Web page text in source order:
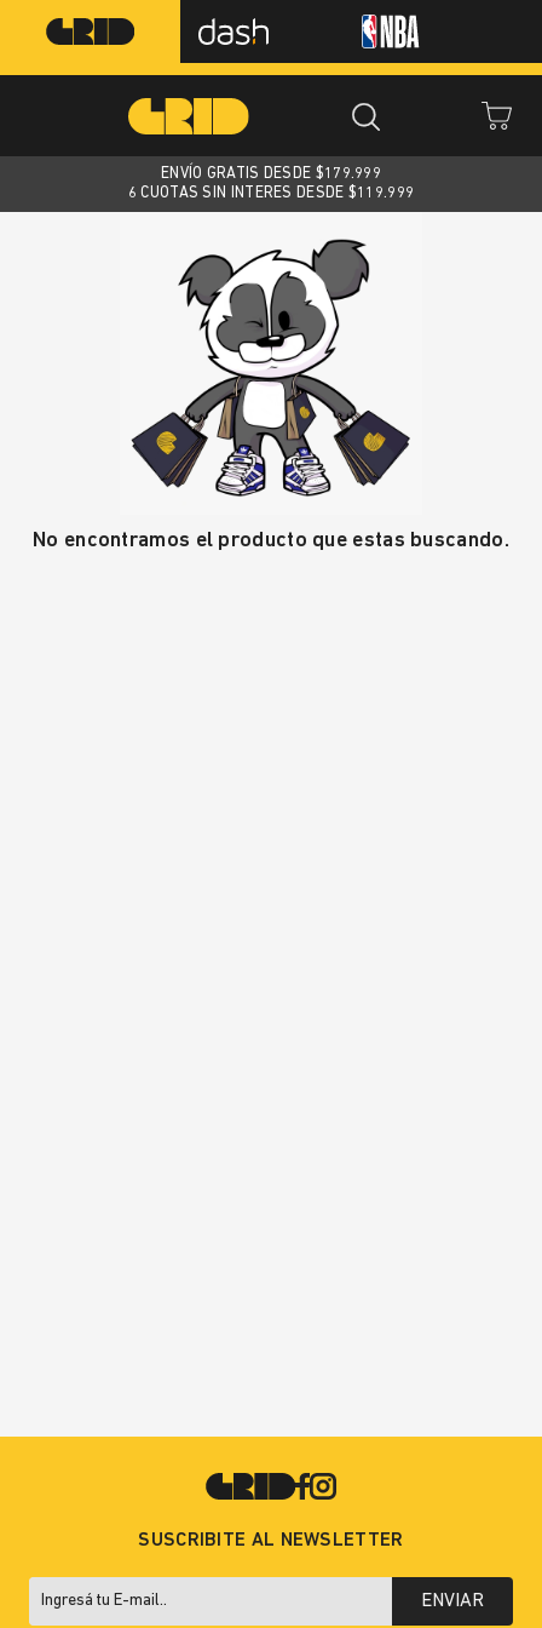
ENVÍO GRATIS DESDE $179.999
6 CUOTAS SIN INTERES DESDE $119.999
No encontramos el producto que estas buscando.
SUSCRIBITE AL NEWSLETTER
ENVIAR